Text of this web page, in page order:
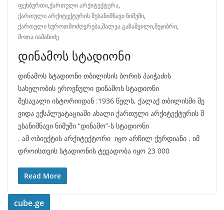
ფეხბურთი,ქართული არქიტექტურა,
ქართული არქიტექტურის შესანიშნავი ნიმუში,
ქართული ხუროთმოძღვრება,შალვა გაზაშვილი,შეჯიბრი,
შოთა იამანიძე
დინამოს სტადიონი
დინამოს სტადიონი თბილისის ბორის პაიჭაძის
სახელობის ეროვნული დინამოს სტადიონი
შესავალი ისტორიიდან :1936 წელს, ქალაქ თბილისში შე
ვიდა ექსპლუატაციაში ახალი ქართული არქიტექტურის შ
ესანიშნავი ნიმუში “დინამო”-ს სტადიონი
. ამ ობიექტის არქიტექტორი იყო არჩილ ქურდიანი . იმ
დროისთვის სტადიონის ტევადობა იყო 23 000
Read More
cube.ge